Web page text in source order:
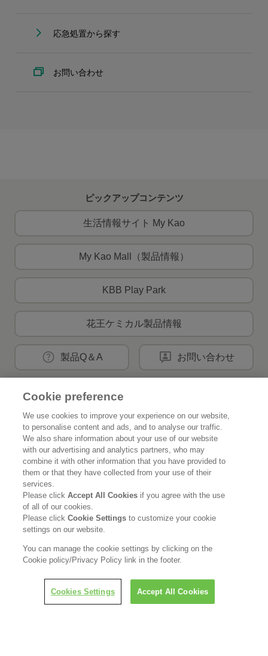
応急処置から探す
お問い合わせ
ピックアップコンテンツ
生活情報サイト My Kao
My Kao Mall（製品情報）
KBB Play Park
花王ケミカル製品情報
製品Q＆A お問い合わせ
Home 花王について
サステナビリティ イノベーション
ニュースルーム 採用情報
利用者情報の外部送信 ソーシャルメディアポリシー
LINEで担当者につなぐ
Cookie preference
We use cookies to improve your experience on our website,
to personalise content and ads, and to analyse our traffic.
We also share information about your use of our website
with our advertising and analytics partners, who may
combine it with other information that you have provided to
them or that they have collected from your use of their
services.
Please clickAccept All Cookies if you agree with the use
of all of our cookies.
Please clickCookie Settingsto customize your cookie
settings on our website.
You can manage the cookie settings by clicking on the
Cookie policy/Privacy Policy link in the footer.
Cookies Settings Accept All Cookies